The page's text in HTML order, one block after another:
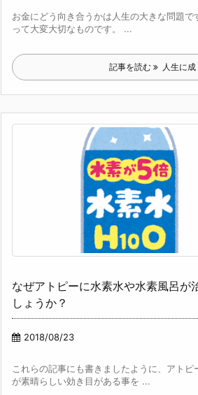
お金にどう向き合うかは人生の大きな問題で
って大変大切なものです。 ...
記事を読む 人生に成
なぜアトピーに水素水や水素風呂が
しょうか？
2018/08/23
これらの記事にも書きましたように、アトピ
が素晴らしい効き目がある事を ...